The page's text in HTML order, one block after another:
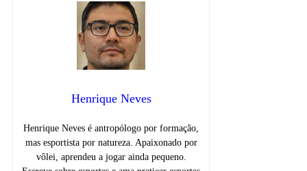
Henrique Neves
Henrique Neves é antropólogo por formação,
mas esportista por natureza. Apaixonado por
vôlei, aprendeu a jogar ainda pequeno.